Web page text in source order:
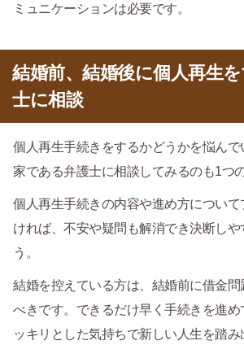
ミュニケーションは必要です。
結婚前、結婚後に個人再生
士に相談
個人再生手続きをするかどうかを悩んで
家である弁護士に相談してみるのも1つ
個人再生手続きの内容や進め方につい
ければ、不安や疑問も解消でき決断しや
う。
結婚を控えている方は、結婚前に借金問
べきです。できるだけ早く手続きを進め
ッキリとした気持ちで新しい人生を踏み